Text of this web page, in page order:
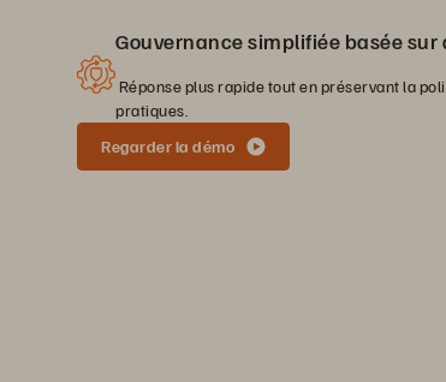
Gouvernance simplifiée basée sur
Réponse plus rapide tout en préservant la
pratiques.
Regarder la démo